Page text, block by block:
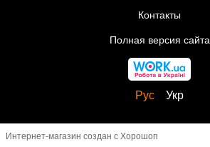
Контакты
Полная версия сайта
Рус Укр
Интернет-магазин создан с Хорошоп